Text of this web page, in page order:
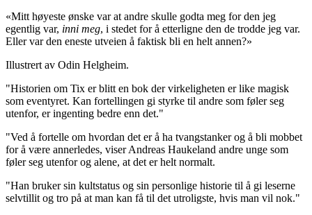
«Mitt høyeste ønske var at andre skulle godta meg for den jeg
egentlig var, inni meg, i stedet for å etterligne den de trodde jeg var.
Eller var den eneste utveien å faktisk bli en helt annen?»
Illustrert av Odin Helgheim.
"Historien om Tix er blitt en bok der virkeligheten er like magisk
som eventyret. Kan fortellingen gi styrke til andre som føler seg
utenfor, er ingenting bedre enn det."
"Ved å fortelle om hvordan det er å ha tvangstanker og å bli mobbet
for å være annerledes, viser Andreas Haukeland andre unge som
føler seg utenfor og alene, at det er helt normalt.
"Han bruker sin kultstatus og sin personlige historie til å gi leserne
selvtillit og tro på at man kan få til det utroligste, hvis man vil nok."